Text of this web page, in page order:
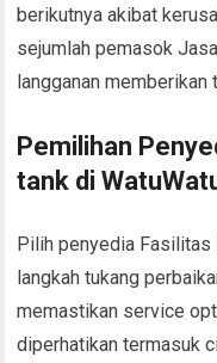
berikutnya akibat
sejumlah pemasok
langganan
Pemilihan
tank di
Pilih penyedia
langkah tukang
memastikan service
diperhatikan termasuk